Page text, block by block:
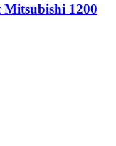
Mitsubishi 1200